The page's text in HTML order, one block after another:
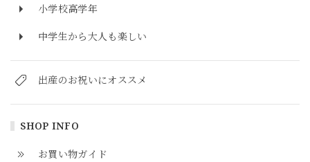
小学校高学年
中学生から大人も楽しい
出産のお祝いにオススメ
SHOP INFO
お買い物ガイド